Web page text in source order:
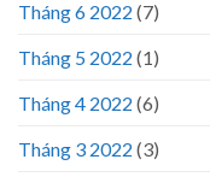
Tháng 6 2022 (7)
Tháng 5 2022 (1)
Tháng 4 2022 (6)
Tháng 3 2022 (3)